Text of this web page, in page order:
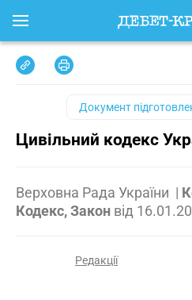
Документ
Цивільний кодекс
Верховна Рада України |
Кодекс, Закон від
Редакції